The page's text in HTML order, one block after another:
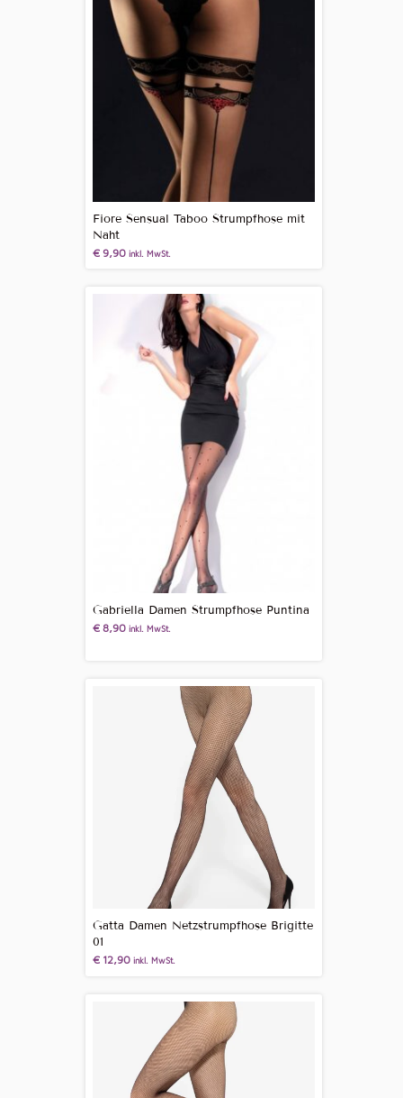
Fiore Sensual Taboo Strumpfhose mit
Naht
€9,90 inkl. MwSt.
Gabriella Damen Strumpfhose Puntina
€8,90 inkl. MwSt.
Gatta Damen Netzstrumpfhose Brigitte
01
€12,90 inkl. MwSt.